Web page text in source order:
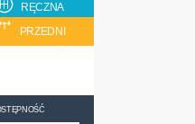
RĘCZNA
PRZEDNI